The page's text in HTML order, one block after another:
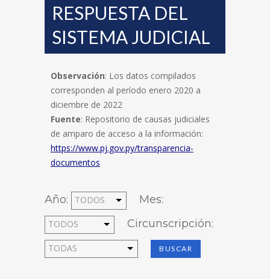
RESPUESTA DEL
SISTEMA JUDICIAL
Observación: Los datos compilados
corresponden al período enero 2020 a
diciembre de 2022
Fuente: Repositorio de causas judiciales
de amparo de acceso a la información:
https://www.pj.gov.py/transparencia-
documentos
Año:
Mes:
Circunscripción:
BUSCAR